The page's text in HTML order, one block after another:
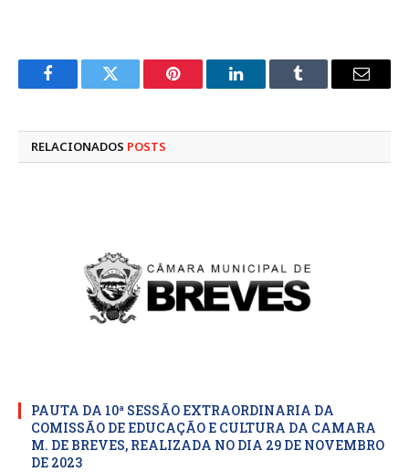
FacebookTwitter Pinterest LinkedInTumblr
E-
RELACIONADOS POSTS
PAUTA DA 10ª SESSÃO EXTRAORDINARIA DA
COMISSÃO DE EDUCAÇÃO E CULTURA DA CAMARA
M. DE BREVES, REALIZADA NO DIA 29 DE NOVEMBRO
DE 2023